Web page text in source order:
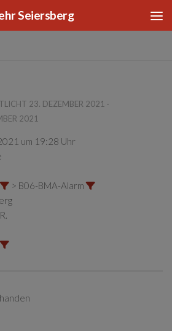
Seiersberg
23. DEZEMBER 2021 ·
2021
um 19:28 Uhr
> B06-BMA-Alarm